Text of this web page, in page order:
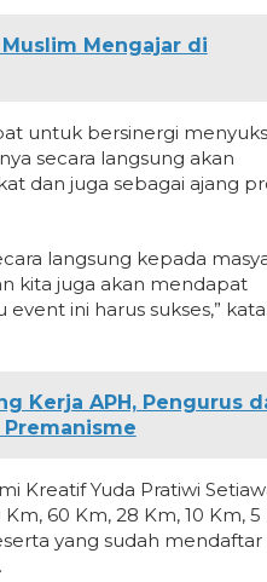
Mengajar di
untuk bersinergi
secara langsung akan
dan juga sebagai ajang
langsung kepada
kita juga akan mendapat
ini harus sukses,” kata
Kerja APH, Pengurus
Kreatif Yuda Pratiwi
60 Km, 28 Km, 10 Km, 5
yang sudah mendaftar